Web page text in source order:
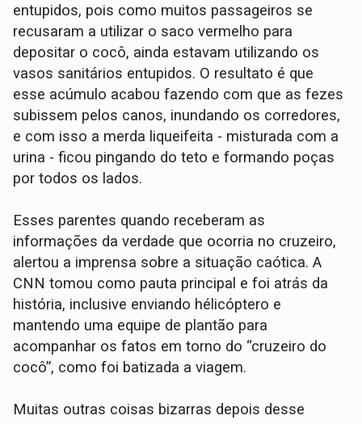
entupidos, pois como muitos passageiros se
recusaram a utilizar o saco vermelho para
depositar o cocô, ainda estavam utilizando os
vasos sanitários entupidos. O resultato é que
esse acúmulo acabou fazendo com que as fezes
subissem pelos canos, inundando os corredores,
e com isso a merda liqueifeita - misturada com a
urina - ficou pingando do teto e formando poças
por todos os lados.
Esses parentes quando receberam as
informações da verdade que ocorria no cruzeiro,
alertou a imprensa sobre a situação caótica. A
CNN tomou como pauta principal e foi atrás da
história, inclusive enviando hélicóptero e
mantendo uma equipe de plantão para
acompanhar os fatos em torno do “cruzeiro do
cocô”, como foi batizada a viagem.
Muitas outras coisas bizarras depois desse